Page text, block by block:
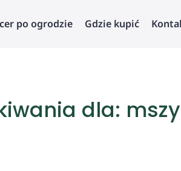
po ogrodzie Gdzie kupić
dla: